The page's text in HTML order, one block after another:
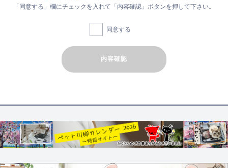
「同意する」欄にチェックを入れて「内容確認」ボタンを押して下さい。
同意する